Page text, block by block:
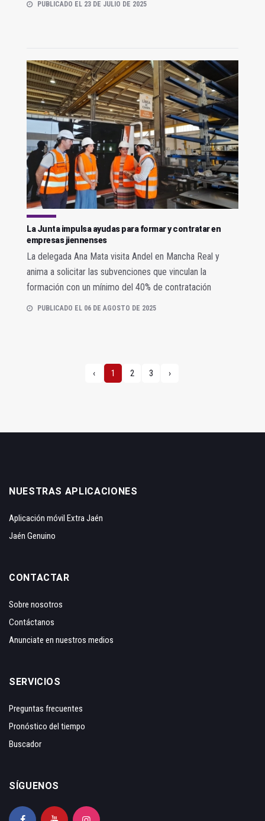
PUBLICADO EL 23 DE JULIO DE 2025
La Junta impulsa ayudas para formar y contratar en
empresas jiennenses
La delegada Ana Mata visita Andel en Mancha Real y
anima a solicitar las subvenciones que vinculan la
formación con un mínimo del 40% de contratación
PUBLICADO EL 06 DE AGOSTO DE 2025
‹ 1 2 3 ›
NUESTRAS APLICACIONES
Aplicación móvil Extra Jaén
Jaén Genuino
CONTACTAR
Sobre nosotros
Contáctanos
Anunciate en nuestros medios
SERVICIOS
Preguntas frecuentes
Pronóstico del tiempo
Buscador
SÍGUENOS